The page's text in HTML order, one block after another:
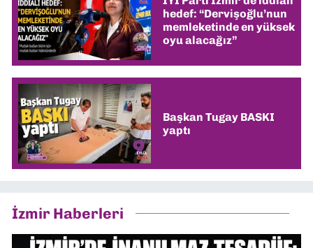
hedef: “Dervişoğlu’nun
memleketinde en yüksek
oyu alacağız”
Başkan Tugay BASKI
yaptı
İzmir Haberleri